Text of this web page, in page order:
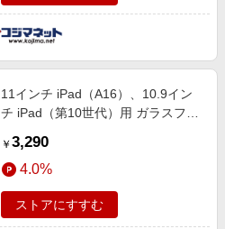
11インチ iPad（A16）、10.9イン
チ iPad（第10世代）用 ガラスフィ
ドフレーム付 TB-A25RFLGDT
￥ 3,290
4.0%
ストアにすすむ